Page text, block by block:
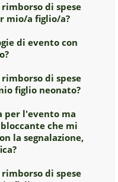
di spese
mio/a figlio/a?
di evento con
di spese
figlio neonato?
per l'evento ma
che mi
la segnalazione,
di spese